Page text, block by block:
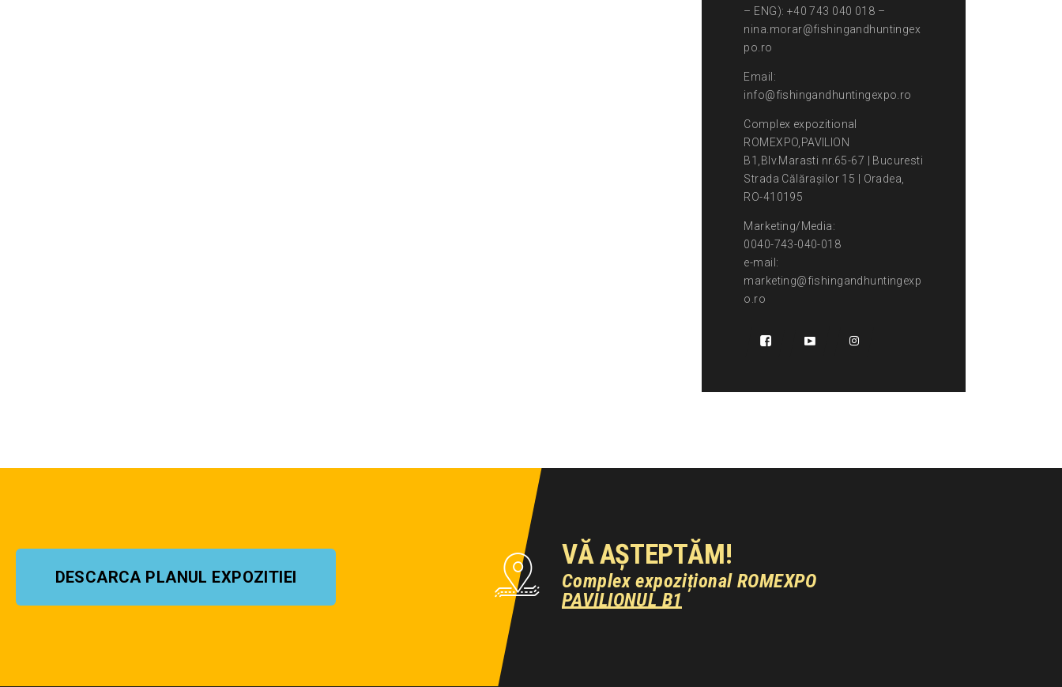
– ENG): +40 743 040 018 –
nina.morar@fishingandhuntingex
po.ro
Email:
info@fishingandhuntingexpo.ro
Complex expozitional
ROMEXPO,PAVILION
B1,Blv.Marasti nr.65-67 | Bucuresti
Strada Călărașilor 15 | Oradea,
RO-410195
Marketing/Media:
0040-743-040-018
e-mail:
marketing@fishingandhuntingexp
o.ro
DESCARCA PLANUL EXPOZITIEI
VĂ AȘTEPTĂM!
Complex expozițional ROMEXPO
PAVILIONUL B1